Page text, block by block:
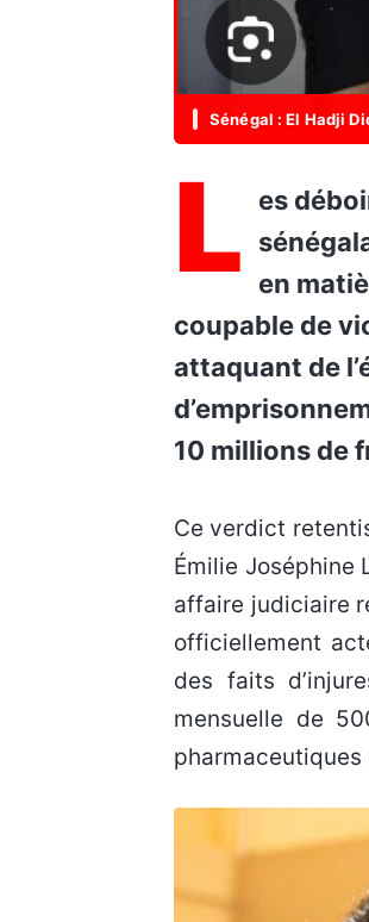
Sénégal : El Hadji
L
es déboires judiciaires rattrapent l’ancienne gloire du football
en
coupable de
attaquant de
10 millions de
Ce verdict retentissant s’inscrit dans le cadre d’un litige opposant l’ancien joueur à Valérie
Émilie Joséphine
affaire judiciaire
officiellement
des faits
mensuelle de
pharmaceutiques